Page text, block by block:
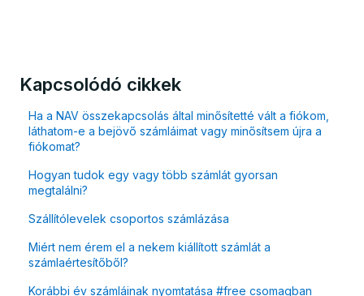
Kapcsolódó cikkek
Ha a NAV összekapcsolás által minősítetté vált a fiókom,
láthatom-e a bejövő számláimat vagy minősítsem újra a
fiókomat?
Hogyan tudok egy vagy több számlát gyorsan
megtalálni?
Szállítólevelek csoportos számlázása
Miért nem érem el a nekem kiállított számlát a
számlaértesítőből?
Korábbi év számláinak nyomtatása #free csomagban